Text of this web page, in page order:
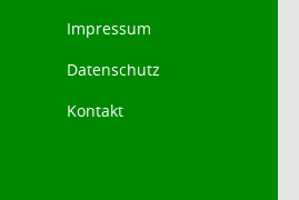
Impressum
Datenschutz
Kontakt